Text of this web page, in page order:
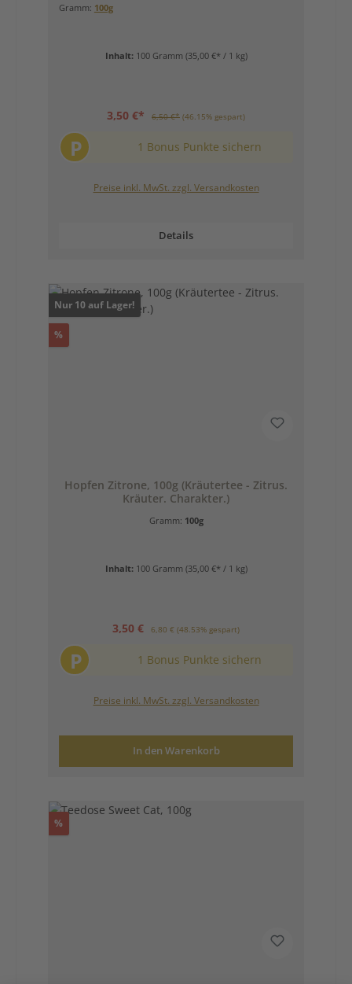
Gramm: 100g
Inhalt: 100 Gramm (35,00 €* / 1 kg)
3,50 €* 6,50 €* (46.15% gespart)
P 1 Bonus Punkte sichern
Preise inkl. MwSt. zzgl. Versandkosten
Details
Nur 10 auf Lager!
%Rabatt
Hopfen Zitrone, 100g (Kräutertee - Zitrus.
Kräuter. Charakter.)
Gramm: 100g
Inhalt: 100 Gramm (35,00 €* / 1 kg)
Verkaufspreis:
3,50 € 6,80 € (48.53% gespart)
P 1 Bonus Punkte sichern
Preise inkl. MwSt. zzgl. Versandkosten
In den Warenkorb
%Rabatt